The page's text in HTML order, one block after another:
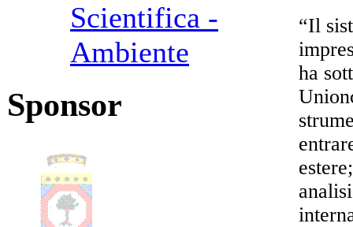
Scientifica -
Ambiente
Sponsor
“Il
ha